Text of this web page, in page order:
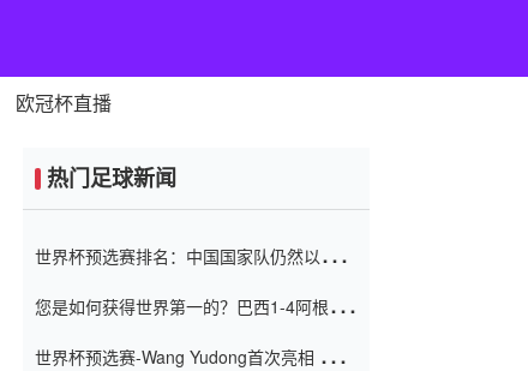
欧冠杯直播
热门足球新闻
世界杯预选赛排名：中国国家队仍然以6分
您是如何获得世界第一的？巴西1-4阿根
世界杯预选赛-Wang Yudong首次亮相 中国